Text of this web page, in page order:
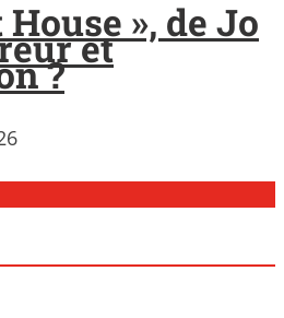
», de Jo
et
?